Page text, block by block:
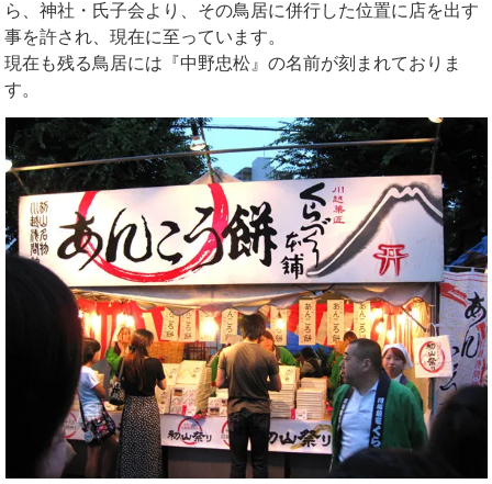
ら、神社・氏子会より、その鳥居に併行した位置に店を出す
事を許され、現在に至っています。
現在も残る鳥居には『中野忠松』の名前が刻まれておりま
す。